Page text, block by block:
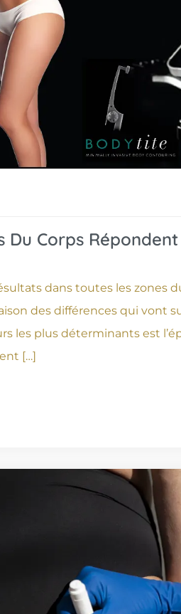
Du Corps
dans toutes les zones
des différences qui vont
les plus déterminants est
[…]